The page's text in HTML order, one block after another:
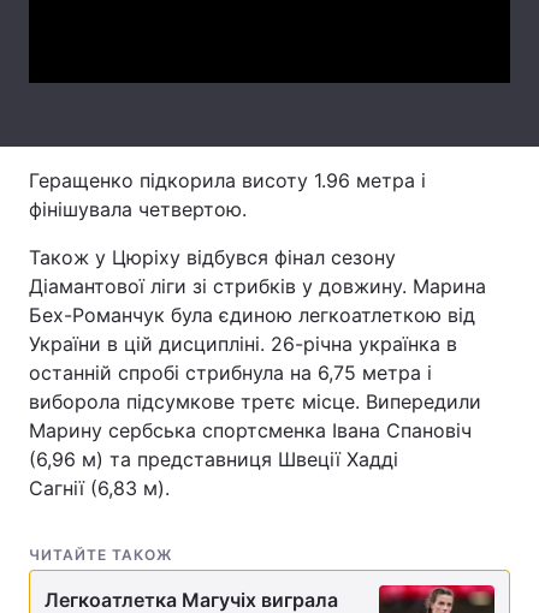
Тема оформлення
Геращенко підкорила висоту 1.96 метра і
фінішувала четвертою.
Також у Цюріху відбувся фінал сезону
Діамантової ліги зі стрибків у довжину. Марина
Бех-Романчук була єдиною легкоатлеткою від
України в цій дисципліні. 26-річна українка в
останній спробі стрибнула на 6,75 метра і
виборола підсумкове третє місце. Випередили
Марину сербська спортсменка Івана Спановіч
(6,96 м) та представниця Швеції Хадді
Сагнії (6,83 м).
ЧИТАЙТЕ ТАКОЖ
Легкоатлетка Магучіх виграла